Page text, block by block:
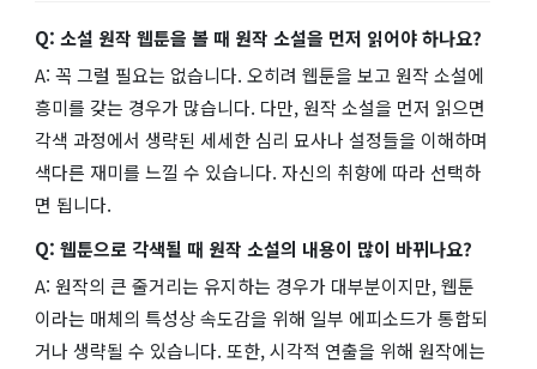
Q: 소설 원작 웹툰을 볼 때 원작 소설을 먼저 읽어야 하나요?
A: 꼭 그럴 필요는 없습니다. 오히려 웹툰을 보고 원작 소설에
흥미를 갖는 경우가 많습니다. 다만, 원작 소설을 먼저 읽으면
각색 과정에서 생략된 세세한 심리 묘사나 설정들을 이해하며
색다른 재미를 느낄 수 있습니다. 자신의 취향에 따라 선택하
면 됩니다.
Q: 웹툰으로 각색될 때 원작 소설의 내용이 많이 바뀌나요?
A: 원작의 큰 줄거리는 유지하는 경우가 대부분이지만, 웹툰
이라는 매체의 특성상 속도감을 위해 일부 에피소드가 통합되
거나 생략될 수 있습니다. 또한, 시각적 연출을 위해 원작에는